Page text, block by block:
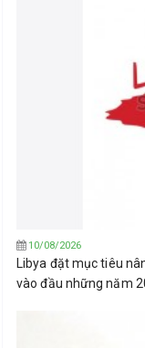
10/08/2026
Libya đặt mục tiêu
vào đầu những năm